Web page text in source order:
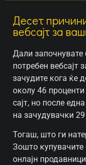
Десет
вебсајт за
Дали започнувате
потребен вебсајт
зачудите кога ќе
околу 46
сајт, но после
на зачудувачки
Тогаш, што ги
Зошто купувачите
онлајн